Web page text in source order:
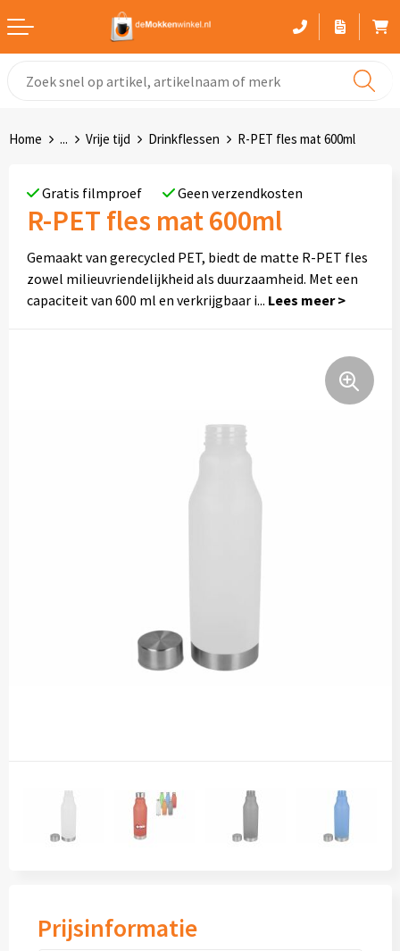
Glaswerk
Thermosbekers
Goedkope mokken
Home ... Vrije tijd Drinkflessen R-PET fles mat 600ml
Gratis filmproef Geen verzendkosten
R-PET fles mat 600ml
Gemaakt van gerecycled PET, biedt de matte R-PET fles
zowel milieuvriendelijkheid als duurzaamheid. Met een
capaciteit van 600 ml en verkrijgbaar i...
Prijsinformatie